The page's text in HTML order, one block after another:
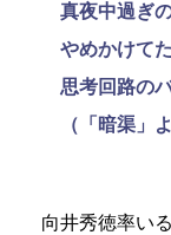
真夜中過ぎ
やめかけて
思考回路の
（「暗渠」
向井秀徳率い